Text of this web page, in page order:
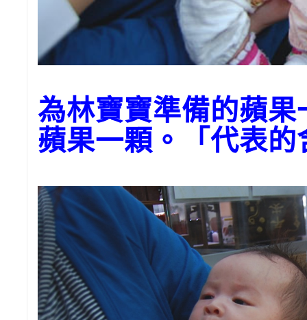
為林寶寶準備的蘋果
蘋果一顆。「代表